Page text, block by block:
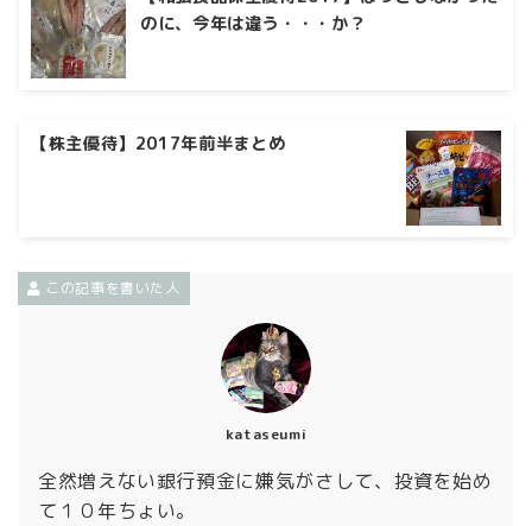
のに、今年は違う・・・か？
【株主優待】2017年前半まとめ
この記事を書いた人
kataseumi
全然増えない銀行預金に嫌気がさして、投資を始め
て１０年ちょい。